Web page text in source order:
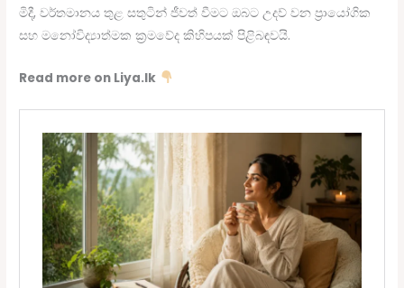
මිදී, වර්තමානය තුළ සතුටින් ජීවත් වීමට ඔබට උදව් වන ප්‍රායෝගික
සහ මනෝවිද්‍යාත්මක ක්‍රමවේද කිහිපයක් පිළිබඳවයි.
Read more on Liya.lk